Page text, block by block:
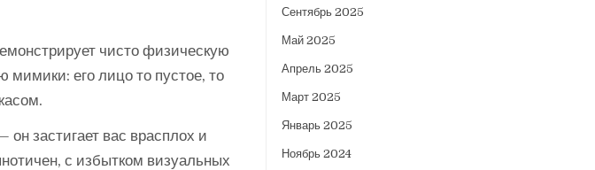
чисто физическую
мимики: его лицо то пустое, то
застигает вас врасплох и
с избытком визуальных
Сентябрь 2025
Май 2025
Апрель 2025
Март 2025
Январь 2025
Ноябрь 2024